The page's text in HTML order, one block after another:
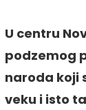
U centru
podzemog
naroda koji
veku i isto